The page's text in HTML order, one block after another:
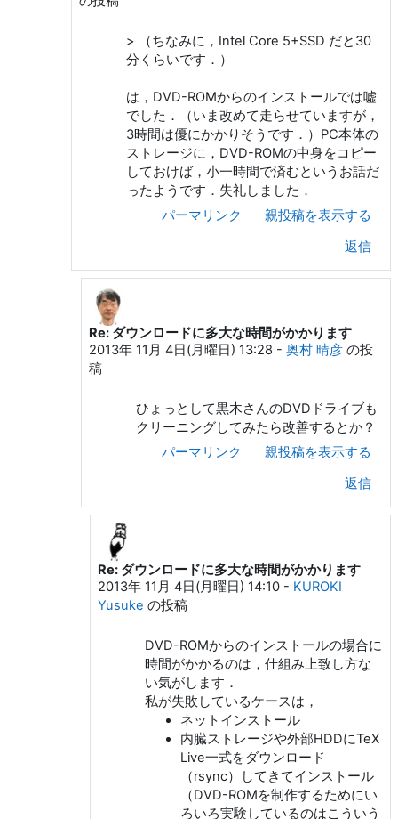
> （ちなみに，Intel Core 5+SSD だと30
分くらいです．）
は，DVD-ROMからのインストールでは嘘
でした．（いま改めて走らせていますが，
3時間は優にかかりそうです．）PC本体の
ストレージに，DVD-ROMの中身をコピー
しておけば，小一時間で済むというお話だ
ったようです．失礼しました．
パーマリンク
親投稿を表示する
返信
KUROKI Yusuke への返信
Re: ダウンロードに多大な時間がかかります
2013年 11月 4日(月曜日) 13:28 - 奥村 晴彦の投
稿
ひょっとして黒木さんのDVDドライブも
クリーニングしてみたら改善するとか？
パーマリンク
親投稿を表示する
返信
奥村 晴彦 への返信
Re: ダウンロードに多大な時間がかかります
2013年 11月 4日(月曜日) 14:10 - KUROKI
Yusuke の投稿
DVD-ROMからのインストールの場合に
時間がかかるのは，仕組み上致し方な
い気がします．
私が失敗しているケースは，
ネットインストール
内臓ストレージや外部HDDにTeX
Live一式をダウンロード
（rsync）してきてインストール
（DVD-ROMを制作するためにい
ろいろ実験しているのはこういう